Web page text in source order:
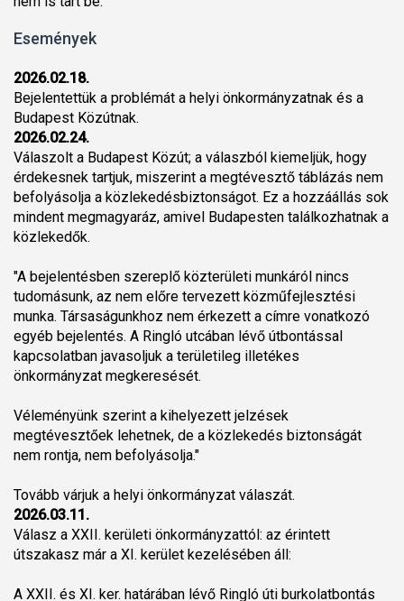
Események
2026.02.18.
Bejelentettük a problémát a helyi önkormányzatnak és a
Budapest Közútnak.
2026.02.24.
Válaszolt a Budapest Közút; a válaszból kiemeljük, hogy
érdekesnek tartjuk, miszerint a megtévesztő táblázás nem
befolyásolja a közlekedésbiztonságot. Ez a hozzáállás sok
mindent megmagyaráz, amivel Budapesten találkozhatnak a
közlekedők.
"A bejelentésben szereplő közterületi munkáról nincs
tudomásunk, az nem előre tervezett közműfejlesztési
munka. Társaságunkhoz nem érkezett a címre vonatkozó
egyéb bejelentés. A Ringló utcában lévő útbontással
kapcsolatban javasoljuk a területileg illetékes
önkormányzat megkeresését.
Véleményünk szerint a kihelyezett jelzések
megtévesztőek lehetnek, de a közlekedés biztonságát
nem rontja, nem befolyásolja."
Tovább várjuk a helyi önkormányzat válaszát.
2026.03.11.
Válasz a XXII. kerületi önkormányzattól: az érintett
útszakasz már a XI. kerület kezelésében áll:
A XXII. és XI. ker. határában lévő Ringló úti burkolatbontás